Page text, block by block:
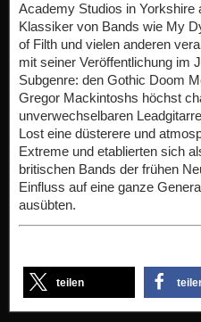
Academy Studios in Yorkshire
Klassiker von Bands wie My
of Filth und vielen anderen
mit seiner Veröffentlichung im
Subgenre: den Gothic Doom
Gregor Mackintoshs höchst
unverwechselbaren
Lost eine düsterere und
Extreme und etablierten sich
britischen Bands der frühen
Einfluss auf eine ganze
ausübten.
teilen